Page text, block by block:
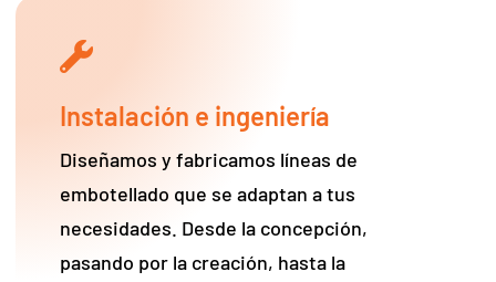
Instalación e ingeniería
Diseñamos y fabricamos líneas de
embotellado que se adaptan a tus
necesidades. Desde la concepción,
pasando por la creación, hasta la